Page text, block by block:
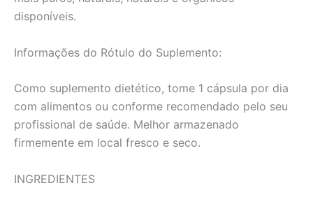
disponíveis.
Informações do Rótulo do Suplemento:
Como suplemento dietético, tome 1 cápsula por dia
com alimentos ou conforme recomendado pelo seu
profissional de saúde. Melhor armazenado
firmemente em local fresco e seco.
INGREDIENTES